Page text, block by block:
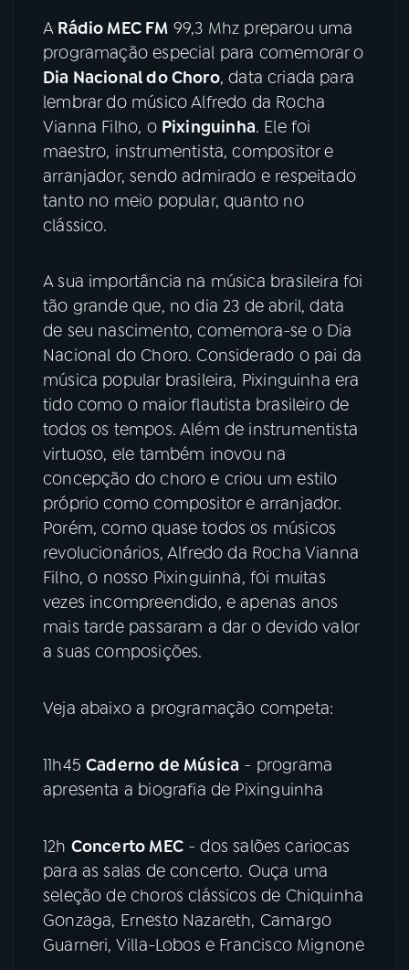
PRÊMIO RÁDIO MEC
ACOMPANHE A RÁDIO MEC
YouTube Facebook
Instagram
TikTok
A Rádio MEC FM 99,3 Mhz preparou uma
programação especial para comemorar o
Dia Nacional do Choro, data criada para
lembrar do músico Alfredo da Rocha
Vianna Filho, o Pixinguinha. Ele foi
maestro, instrumentista, compositor e
arranjador, sendo admirado e respeitado
tanto no meio popular, quanto no
clássico.
A sua importância na música brasileira foi
tão grande que, no dia 23 de abril, data
de seu nascimento, comemora-se o Dia
Nacional do Choro. Considerado o pai da
música popular brasileira, Pixinguinha era
tido como o maior flautista brasileiro de
todos os tempos. Além de instrumentista
virtuoso, ele também inovou na
concepção do choro e criou um estilo
próprio como compositor e arranjador.
Porém, como quase todos os músicos
revolucionários, Alfredo da Rocha Vianna
Filho, o nosso Pixinguinha, foi muitas
vezes incompreendido, e apenas anos
mais tarde passaram a dar o devido valor
a suas composições.
Veja abaixo a programação competa:
11h45Caderno de Música - programa
apresenta a biografia de Pixinguinha
12h Concerto MEC- dos salões cariocas
para as salas de concerto. Ouça uma
seleção de choros clássicos de Chiquinha
Gonzaga, Ernesto Nazareth, Camargo
Guarneri, Villa-Lobos e Francisco Mignone